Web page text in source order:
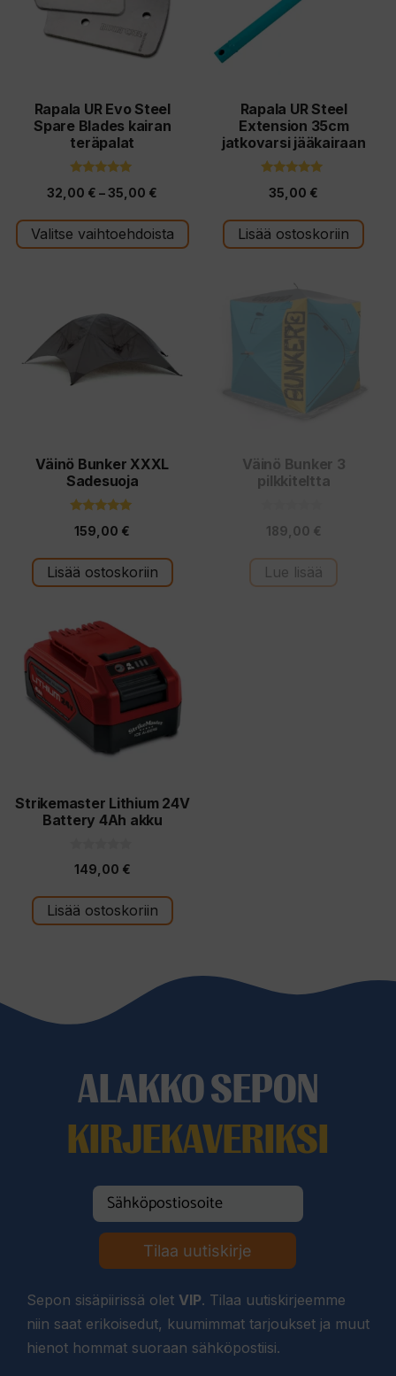
Rapala UR Evo Steel
Spare Blades kairan
teräpalat
5:stä
32,00 € – 35,00 €
-
Valitse vaihtoehdoista
muunnelma.
tuotteen
sivulla.
Rapala UR Steel
Extension 35cm
jatkovarsi jääkairaan
5:stä
35,00 €
Lisää ostoskoriin
Väinö Bunker XXXL
Sadesuoja
5:stä
159,00 €
Lisää ostoskoriin
Väinö Bunker 3
pilkkiteltta
s
ä
189,00 €
Lue lisää
Strikemaster Lithium 24V
Battery 4Ah akku
s
t
ä
149,00 €
Lisää ostoskoriin
ALAKKO SEPON
KIRJEKAVERIKSI
Tilaa uutiskirje
Sepon sisäpiirissä olet VIP. Tilaa uutiskirjeemme
niin saat erikoisedut, kuumimmat tarjoukset ja muut
hienot hommat suoraan sähköpostiisi.